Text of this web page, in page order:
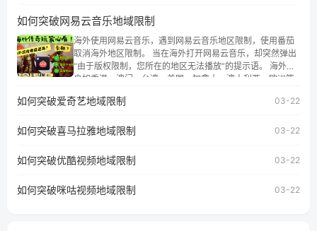
权限制问题，且仅能在中国大陆地区播放。 遇到这个问题的
朋友们，使用番茄回国加速器，即可解决「海外用户收听腾
讯视频地区版权限制」的问题，无论人在香港、澳门、台
湾、美国、加拿大、澳大利亚、欧洲等国家和地区工作、留
学、定居等，都可以使用，不再因地区和版权限制所困扰。
如何突破网易云音乐地域限制
海外使用网易云音乐，遇到网易云音乐地区限制，使用番茄
取消海外地区限制。 当在海外打开网易云音乐，却突然弹出
“由于版权限制，您所在的地区无法播放”的提示语。 海外用
户如香港、澳门、台湾、美国、加拿大、澳大利亚、欧洲等
地区及版权限制问题，且仅能在中国大陆地区播放。 遇到这
户收听网易云音乐地区版权限制」的问题，无论人在香港、
工作、留学、定居等，都可以使用，不再因地区和版权限制
所困扰。
如何突破爱奇艺地域限制 03-22
如何突破喜马拉雅地域限制 03-22
如何突破优酷视频地域限制 03-22
如何突破咪咕视频地域限制 03-22